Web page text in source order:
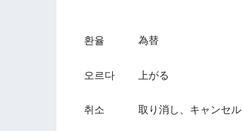
환율 為替
오르다 上がる
취소 取り消し、キャンセル